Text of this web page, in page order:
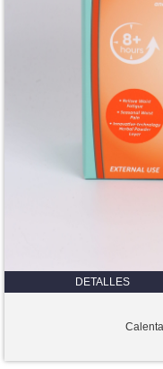
DETALLES